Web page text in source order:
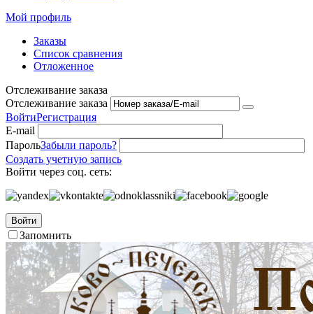
Мой профиль
Заказы
Список сравнения
Отложенное
Отслеживание заказа
Отслеживание заказа
ВойтиРегистрация
E-mail
ПарольЗабыли пароль?
Создать учетную запись
Войти через соц. сеть:
Войти
Запомнить